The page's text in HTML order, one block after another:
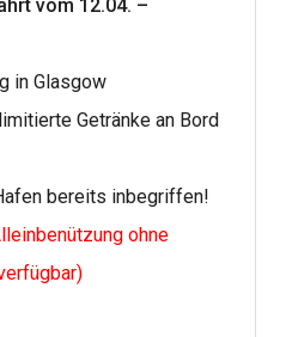
vom 12.04. –
in Glasgow
Getränke an Bord
bereits inbegriffen!
ohne